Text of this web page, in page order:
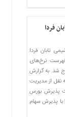
فردا
تابان فردا
نرخ‌های
شد. به گزارش
نقل از مدیریت
‌پذیرش بورس
تهران در جلسه مورخ ۱۲ / ۰۹ / ۱۴۰۴ با پذیرش سهام